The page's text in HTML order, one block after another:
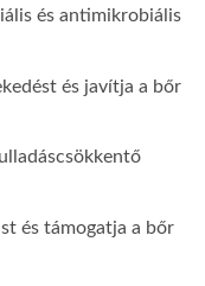
és antimikrobiális
és javítja a bőr
és támogatja a bőr